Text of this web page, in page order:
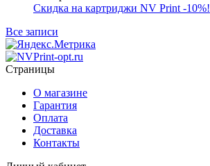
Скидка на картриджи NV Print -10%!
Все записи
Страницы
О магазине
Гарантия
Оплата
Доставка
Контакты